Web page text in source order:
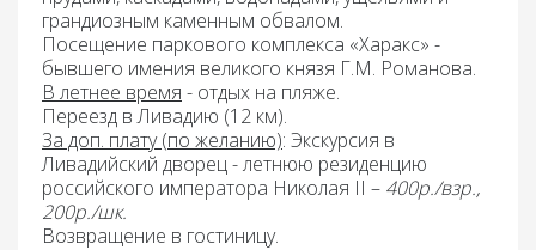
грандиозным каменным обвалом.
Посещение паркового комплекса «Харакс» -
бывшего имения великого князя Г.М. Романова.
В летнее время - отдых на пляже.
Переезд в Ливадию (12 км).
За доп. плату (по желанию): Экскурсия в
Ливадийский дворец- летнюю резиденцию
российского императора Николая II – 400р./взр.,
200р./шк.
Возвращение в гостиницу.